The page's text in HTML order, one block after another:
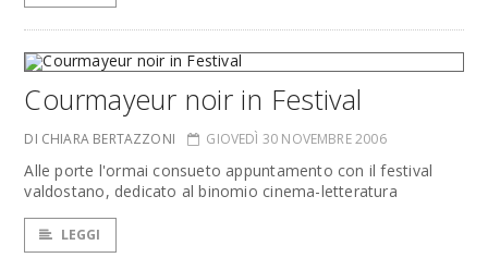
Courmayeur noir in Festival
DI CHIARA BERTAZZONI GIOVEDÌ 30 NOVEMBRE 2006
Alle porte l'ormai consueto appuntamento con il festival
valdostano, dedicato al binomio cinema-letteratura
LEGGI